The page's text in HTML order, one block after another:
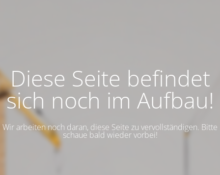
Diese Seite befindet
sich noch im Aufbau!
Wir arbeiten noch daran, diese Seite zu vervollständigen. Bitte
schaue bald wieder vorbei!